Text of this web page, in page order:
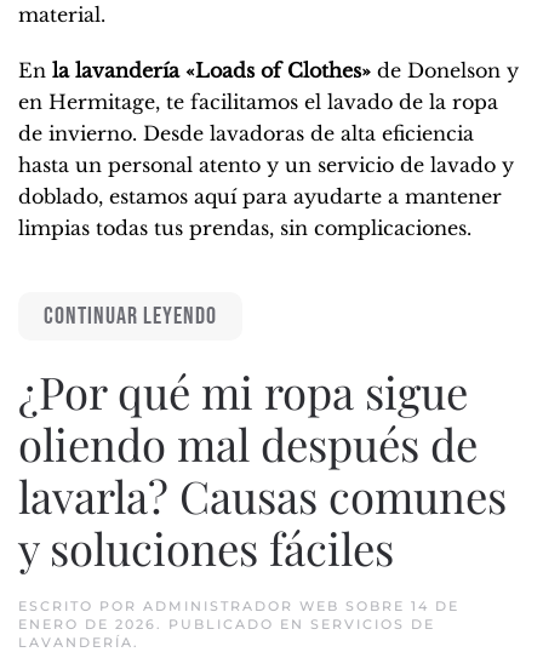
material.
En la lavandería «Loads of Clothes» de Donelson y
en Hermitage, te facilitamos el lavado de la ropa
de invierno. Desde lavadoras de alta eficiencia
hasta un personal atento y un servicio de lavado y
doblado, estamos aquí para ayudarte a mantener
limpias todas tus prendas, sin complicaciones.
CONTINUAR LEYENDO
¿Por qué mi ropa sigue
oliendo mal después de
lavarla? Causas comunes
y soluciones fáciles
ESCRITO POR ADMINISTRADOR WEB SOBRE 14 DE
ENERO DE 2026
. PUBLICADO EN SERVICIOS DE
LAVANDERÍA